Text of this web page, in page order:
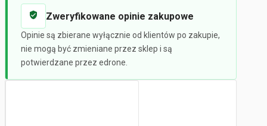
Zweryfikowane opinie zakupowe
Opinie są zbierane wyłącznie od klientów po zakupie,
nie mogą być zmieniane przez sklep i są
potwierdzane przez edrone.